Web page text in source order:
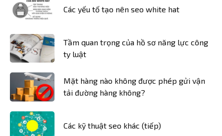
Các yếu tố tạo nên seo white hat
Tầm quan trọng của hồ sơ năng lực công
ty luật
Mặt hàng nào không được phép gửi vận
tải đường hàng không?
Các kỹ thuật seo khác (tiếp)